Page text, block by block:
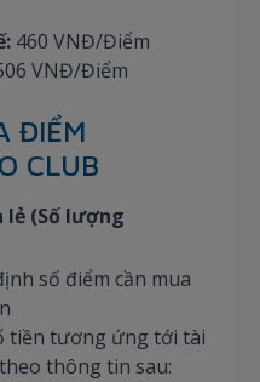
460 VNĐ/Điểm
VNĐ/Điểm
ĐIỂM
CLUB
lẻ (Số lượng
số điểm cần mua
tiền tương ứng tới tài
thông tin sau: